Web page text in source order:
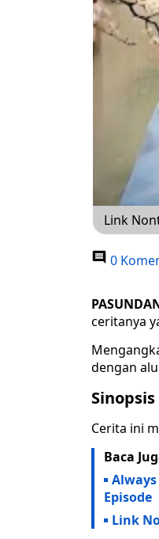
Link
0
ceritanya
dengan
Cerita ini
Baca
Episode
Link